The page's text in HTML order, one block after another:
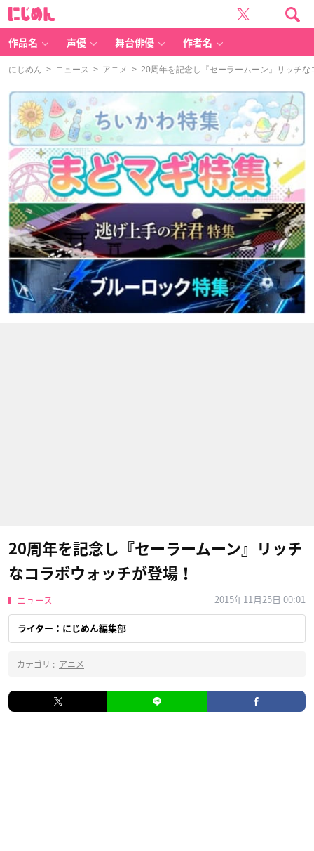
作品名 声優 舞台俳優 作者名
にじめん > ニュース > アニメ > 20周年を記念し『セーラームーン』リッチな
20周年を記念し『セーラームーン』リッチ
なコラボウォッチが登場！
ニュース 2015年11月25日 00:01
ライター：にじめん編集部
カテゴリ : アニメ